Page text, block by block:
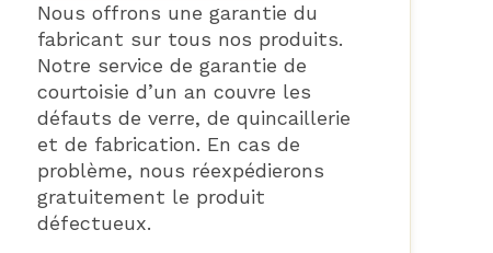
Nous offrons une garantie du
fabricant sur tous nos produits.
Notre service de garantie de
courtoisie d’un an couvre les
défauts de verre, de quincaillerie
et de fabrication. En cas de
problème, nous réexpédierons
gratuitement le produit
défectueux.